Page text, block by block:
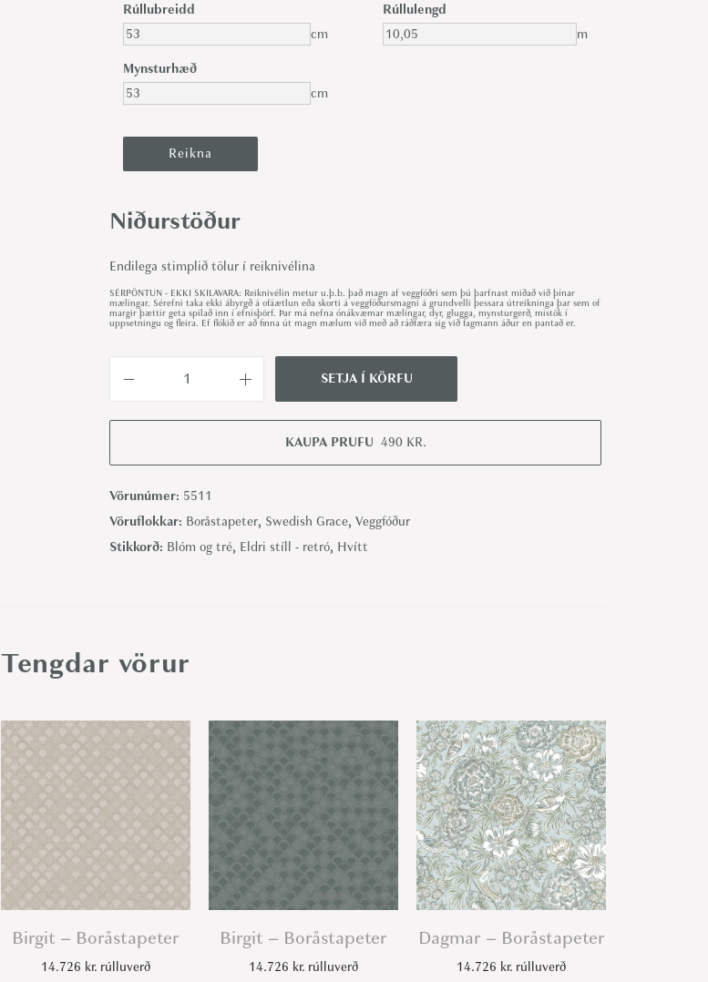
Rúllubreidd
cm
Rúllulengd
m
Mynsturhæð
cm
Niðurstöður
Endilega stimplið tölur í reiknivélina
SÉRPÖNTUN - EKKI SKILAVARA: Reiknivélin metur u.þ.b. það magn af veggfóðri sem þú þarfnast miðað við þínar
mælingar. Sérefni taka ekki ábyrgð á ofáætlun eða skorti á veggfóðursmagni á grundvelli þessara útreikninga þar sem of
margir þættir geta spilað inn í efnisþörf. Þar má nefna ónákvæmar mælingar, dyr, glugga, mynsturgerð, mistök í
uppsetningu og fleira. Ef flókið er að finna út magn mælum við með að ráðfæra sig við fagmann áður en pantað er.
a
-
B
o
e
t
e
r
q
a
n
SETJA Í KÖRFU
KAUPA PRUFU 490 KR.
Vörunúmer: 5511
Vöruflokkar: Boråstapeter, Swedish Grace, Veggfóður
Stikkorð: Blóm og tré, Eldri stíll - retró, Hvítt
Tengdar vörur
Birgit – Boråstapeter
14.726 kr. rúlluverð
Birgit – Boråstapeter
14.726 kr. rúlluverð
Dagmar – Boråstapeter
14.726 kr. rúlluverð